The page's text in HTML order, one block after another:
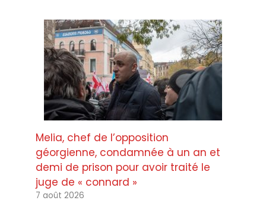
Melia, chef de l’opposition
géorgienne, condamnée à un an et
demi de prison pour avoir traité le
juge de « connard »
7 août 2026